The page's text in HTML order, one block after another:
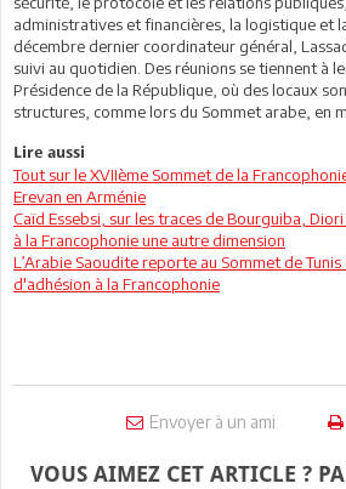
administratives et financières, la logistique et
décembre dernier coordinateur général,
suivi au quotidien. Des réunions se tiennent à
Présidence de la République, où des locaux
structures, comme lors du Sommet arabe, en
Lire aussi
Tout sur le XVIIème Sommet de la
Erevan en Arménie
Caïd Essebsi, sur les traces de Bourguiba,
à la Francophonie une autre dimension
L’Arabie Saoudite reporte au Sommet de
d'adhésion à la Francophonie
Envoyer à un ami
VOUS AIMEZ CET ARTICLE ?